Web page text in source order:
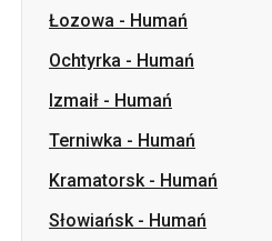
Terniwka-Humań
Kramatorsk-Humań
Słowiańsk-Humań
Stryj-Humań
SlowacjaOdessa → Charków